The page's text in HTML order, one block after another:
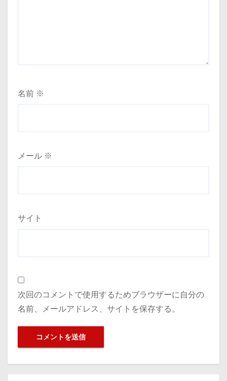
名前 ※
メール ※
サイト
次回のコメントで使用するためブラウザーに自分の
名前、メールアドレス、サイトを保存する。